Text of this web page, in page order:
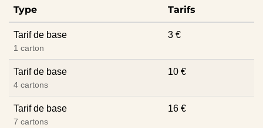
Type Tarifs
Tarif de base
1 carton
3 €
Tarif de base
4 cartons
10 €
Tarif de base
7 cartons
16 €